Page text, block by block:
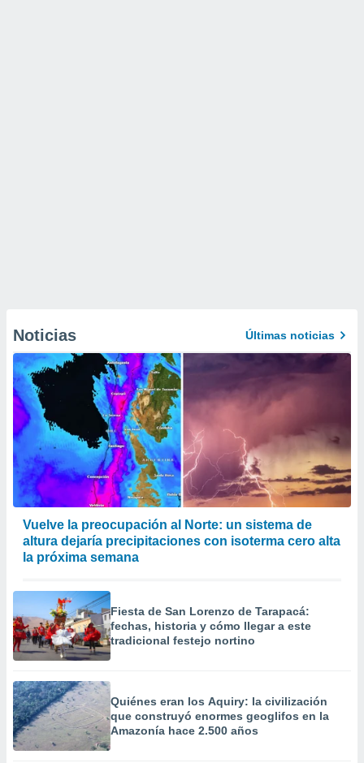
Noticias Últimas noticias
Vuelve la preocupación al Norte: un sistema de
altura dejaría precipitaciones con isoterma cero alta
la próxima semana
Fiesta de San Lorenzo de Tarapacá:
fechas, historia y cómo llegar a este
tradicional festejo nortino
Quiénes eran los Aquiry: la civilización
que construyó enormes geoglifos en la
Amazonía hace 2.500 años